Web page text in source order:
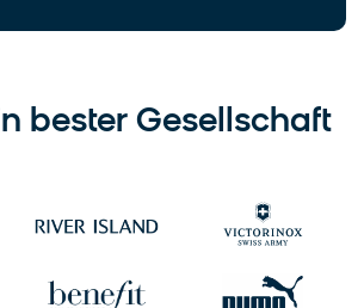
bester Gesellschaft